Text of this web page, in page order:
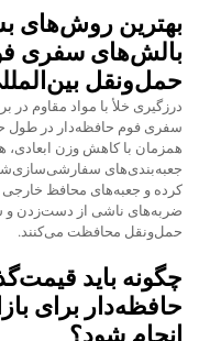
بهترین روش‌های
بالش‌های سفری
حمل‌ونقل
درزگیری خلأ با مواد مقاوم
سفری فوم حافظه‌دار در طول
همزمان با کاهش وزن ابعادی،
جعبه‌بندی‌های
کرده و جعبه‌های محافظ خارجی
ضربه‌های ناشی از دست‌زدن
حمل‌ونقل محافظت می‌کنند.
چگونه باید
حافظه‌دار برای
انجام شود؟